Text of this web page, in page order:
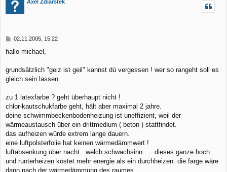
Axel Zdiarstek
B
i
r
a
02.11.2005, 15:22
hallo michael,
grundsätzlich "geiz ist geil" kannst dú vergessen ! wer so rangeht soll es
gleich sein lassen.
zu 1 latexfarbe ? geht überhaupt nicht !
chlor-kautschukfarbe geht, hält aber maximal 2 jahre.
deine schwimmbeckenbodenheizung ist uneffizient, weil der
wärmeaustausch über ein drittmedium ( beton ) stattfindet.
das aufheizen würde extrem lange dauern.
eine luftpolsterfolie hat keinen wärmedämmwert !
luftabsenkung über nacht...welch schwachsinn..... dieses ganze hoch
und runterheizen kostet mehr energie als ein durchheizen. die farge wäre
dann nach der wärmedämmung des raumes.